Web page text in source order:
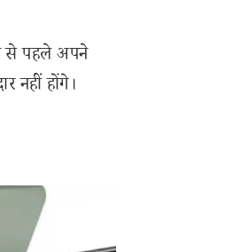
से पहले अपने
नहीं होंगे।